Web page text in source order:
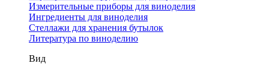
Измерительные приборы для виноделия
Ингредиенты для виноделия
Стеллажи для хранения бутылок
Литература по виноделию
Вид